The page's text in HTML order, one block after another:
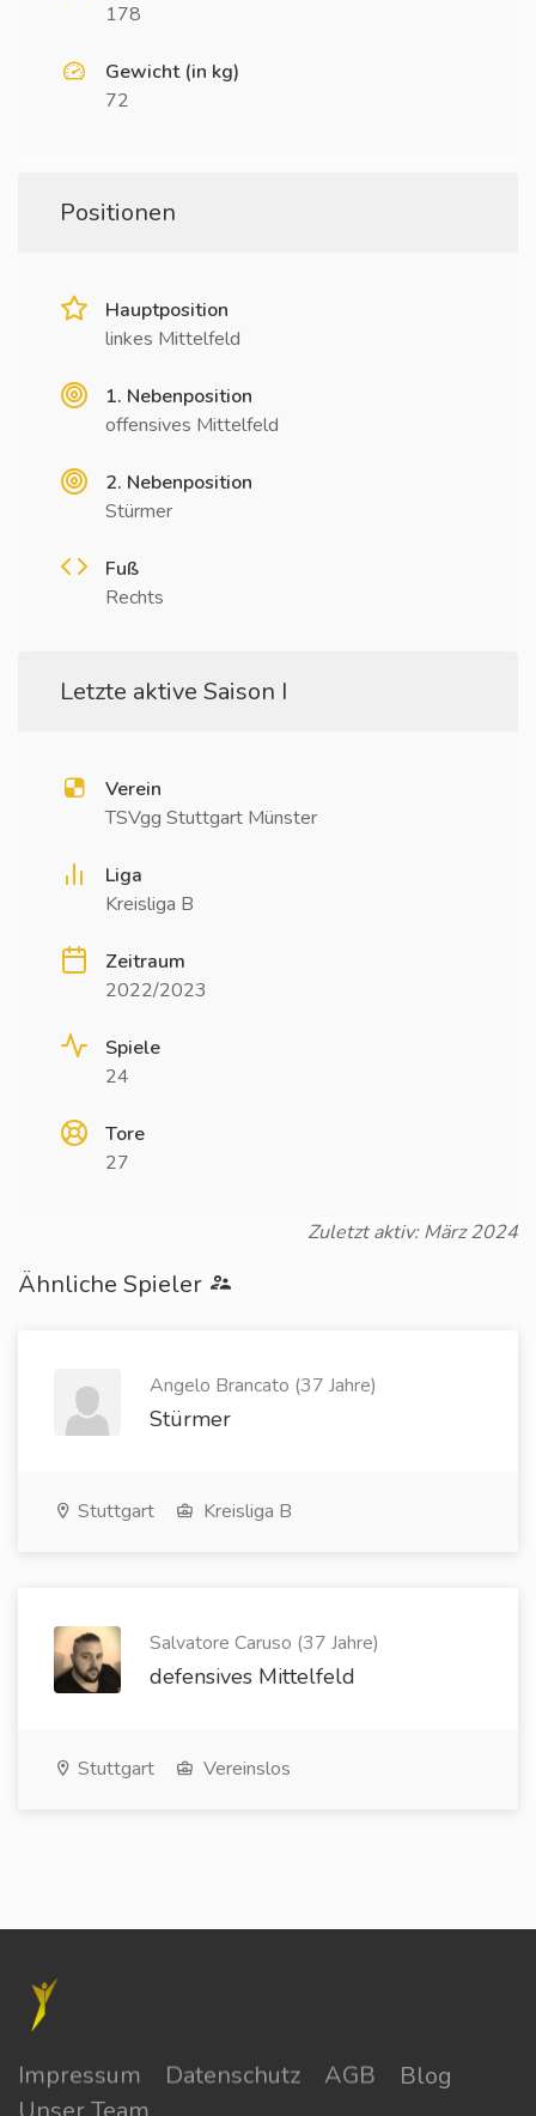
178
Gewicht (in kg)
72
Positionen
Hauptposition
linkes Mittelfeld
1. Nebenposition
offensives Mittelfeld
2. Nebenposition
Stürmer
Fuß
Rechts
Letzte aktive Saison I
Verein
TSVgg Stuttgart Münster
Liga
Kreisliga B
Zeitraum
2022/2023
Spiele
24
Tore
27
Zuletzt aktiv: März 2024
Ähnliche Spieler
Angelo Brancato (37 Jahre)
Stürmer
Stuttgart Kreisliga B
Salvatore Caruso (37 Jahre)
defensives Mittelfeld
Stuttgart Vereinslos
Impressum Datenschutz AGB
Blog